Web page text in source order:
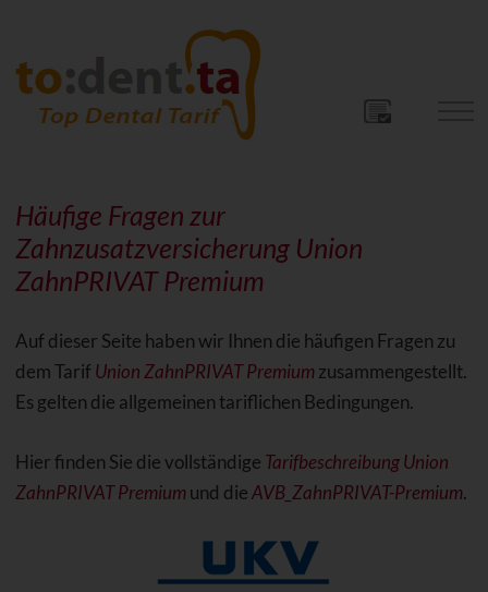
Häufige Fragen zur
Zahnzusatzversicherung Union
ZahnPRIVAT Premium
Auf dieser Seite haben wir Ihnen die häufigen Fragen zu
dem Tarif Union ZahnPRIVAT Premiumzusammengestellt.
Es gelten die allgemeinen tariflichen Bedingungen.
Hier finden Sie die vollständige Tarifbeschreibung Union
ZahnPRIVAT Premiumund dieAVB_ZahnPRIVAT-Premium.